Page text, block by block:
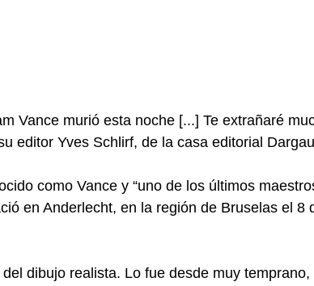
Vance murió esta noche [...] Te extrañaré
editor Yves Schlirf, de la casa editorial
como Vance y “uno de los últimos
en Anderlecht, en la región de Bruselas el 8
dibujo realista. Lo fue desde muy